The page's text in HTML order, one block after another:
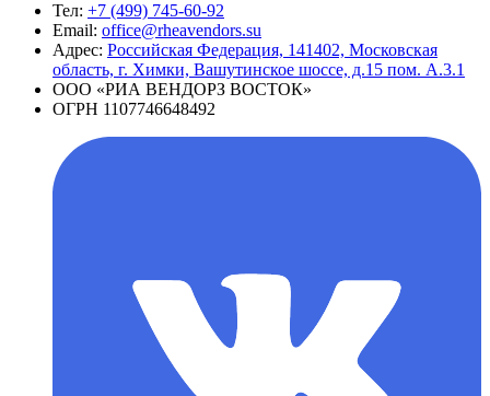
Тел: +7 (499) 745-60-92
Email: office@rheavendors.su
Адрес: Российская Федерация, 141402, Московская
область, г. Химки, Вашутинское шоссе, д.15 пом. А.3.1
ООО «РИА ВЕНДОРЗ ВОСТОК»
ОГРН 1107746648492